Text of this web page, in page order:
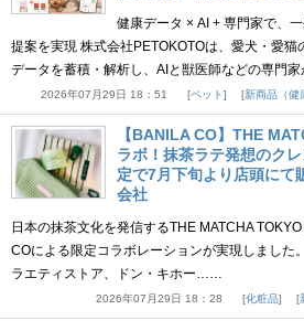
健康データ × AI + 専門家で、
提案を実現 株式会社PETOKOTOは、愛犬・愛
データを蓄積・解析し、AIと獣医師などの専門
2026年07月29日 18：51 ペット 新商品（健
【BANILA CO】THE
ラボ！抹茶ラテ発想のク
定で7月下旬より店頭にて
会社
日本の抹茶文化を発信するTHE MATCHA
COによる限定コラボレーションが実現しました
ラエティストア、ドン・キホー……
2026年07月29日 18：28 化粧品